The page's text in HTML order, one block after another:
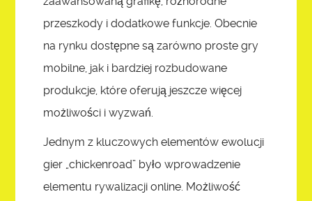
przeszkody i dodatkowe funkcje. Obecnie
na rynku dostępne są zarówno proste gry
mobilne, jak i bardziej rozbudowane
produkcje, które oferują jeszcze więcej
możliwości i wyzwań.
Jednym z kluczowych elementów ewolucji
gier „chickenroad” było wprowadzenie
elementu rywalizacji online. Możliwość